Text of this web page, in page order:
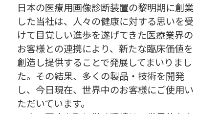
日本の医療用画像診断装置の黎明期に創業
した当社は、人々の健康に対する思いを受
けて目覚しい進歩を遂げてきた医療業界の
お客様との連携により、新たな臨床価値を
創造し提供することで発展してまいりまし
た。その結果、多くの製品・技術を開発
し、今日現在、世界中のお客様にご使用い
ただいています。